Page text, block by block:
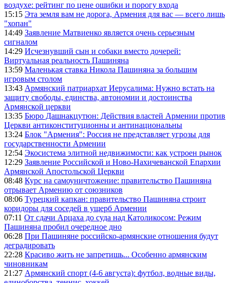
воздухе: рейтинг по цене ошибки и порогу входа
15:15 Эта земля вам не дорога, Армения для вас — всего лишь
"хопан"
14:49 Заявление Матвиенко является очень серьезным
сигналом
14:29 Исчезнувший сын и собаки вместо дочерей:
Виртуальная реальность Пашиняна
13:59 Маленькая ставка Никола Пашиняна за большим
игровым столом
13:43 Армянский патриархат Иерусалима: Нужно встать на
защиту свободы, единства, автономии и достоинства
Армянской церкви
13:35 Бюро Дашнакцутюн: Действия властей Армении против
Церкви антиконституционны и антинациональны
13:24 Блок "Армения": Россия не представляет угрозы для
государственности Армении
12:54 Экосистема элитной недвижимости: как устроен рынок
12:29 Заявление Российской и Ново-Нахичеванской Епархии
Армянской Апостольской Церкви
08:48 Курс на самоуничтожение: правительство Пашиняна
отрывает Армению от союзников
08:06 Турецкий капкан: правительство Пашиняна строит
коридоры для соседей в ущерб Армении
07:11 От сдачи Арцаха до суда над Католикосом: Режим
Пашиняна пробил очередное дно
06:28 При Пашиняне российско-армянские отношения будут
деградировать
22:28 Красиво жить не запретишь... Особенно армянским
чиновникам
21:27 Армянский спорт (4-6 августа): футбол, водные виды,